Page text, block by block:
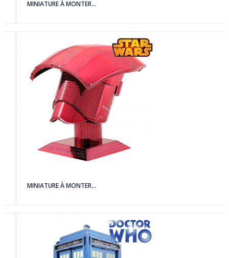
MINIATURE À MONTER...
MINIATURE À MONTER...